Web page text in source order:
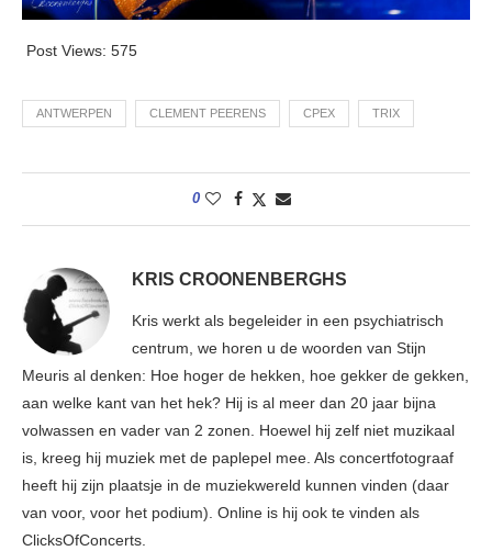
Post Views: 575
ANTWERPEN CLEMENT PEERENS CPEX TRIX
0
KRIS CROONENBERGHS
Kris werkt als begeleider in een psychiatrisch
centrum, we horen u de woorden van Stijn
Meuris al denken: Hoe hoger de hekken, hoe gekker de gekken,
aan welke kant van het hek? Hij is al meer dan 20 jaar bijna
volwassen en vader van 2 zonen. Hoewel hij zelf niet muzikaal
is, kreeg hij muziek met de paplepel mee. Als concertfotograaf
heeft hij zijn plaatsje in de muziekwereld kunnen vinden (daar
van voor, voor het podium). Online is hij ook te vinden als
ClicksOfConcerts.